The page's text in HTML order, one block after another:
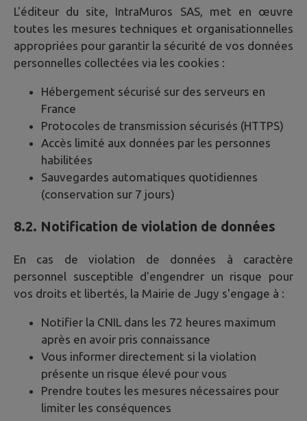
L'éditeur du site, IntraMuros SAS, met en œuvre
toutes les mesures techniques et organisationnelles
appropriées pour garantir la sécurité de vos données
personnelles collectées via les cookies :
Hébergement sécurisé sur des serveurs en
France
Protocoles de transmission sécurisés (HTTPS)
Accès limité aux données par les personnes
habilitées
Sauvegardes automatiques quotidiennes
(conservation sur 7 jours)
8.2. Notification de violation de données
En cas de violation de données à caractère
personnel susceptible d'engendrer un risque pour
vos droits et libertés, la Mairie de Jugy s'engage à :
Notifier la CNIL dans les 72 heures maximum
après en avoir pris connaissance
Vous informer directement si la violation
présente un risque élevé pour vous
Prendre toutes les mesures nécessaires pour
limiter les conséquences